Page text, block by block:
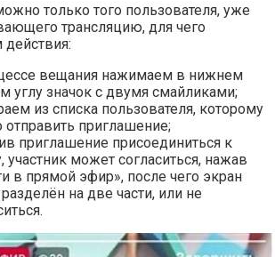
только того пользователя, уже
трансляцию, для чего
вещания нажимаем в нижнем
углу значок с двумя смайликами;
из списка пользователя, которому
отправить приглашение;
приглашение присоединиться к
участник может согласиться, нажав
в прямой эфир», после чего экран
на две части, или не